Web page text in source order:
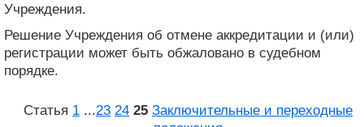
Учреждения.
Решение Учреждения об отмене аккредитации и (или)
регистрации может быть обжаловано в судебном
порядке.
Статья 1 ...23 24 25 Заключительные и переходные